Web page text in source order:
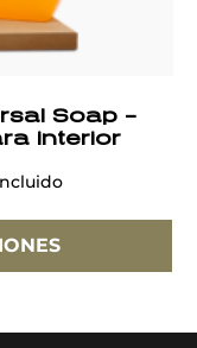
Soap –
interior